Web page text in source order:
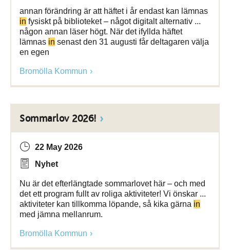
annan förändring är att häftet i år endast kan lämnas
in fysiskt på biblioteket – något digitalt alternativ ...
någon annan läser högt. När det ifyllda häftet
lämnas in senast den 31 augusti får deltagaren välja
en egen
Bromölla Kommun
Sommarlov 2026!
22 May 2026
Nyhet
Nu är det efterlängtade sommarlovet här – och med
det ett program fullt av roliga aktiviteter! Vi önskar ...
aktiviteter kan tillkomma löpande, så kika gärna in
med jämna mellanrum.
Bromölla Kommun